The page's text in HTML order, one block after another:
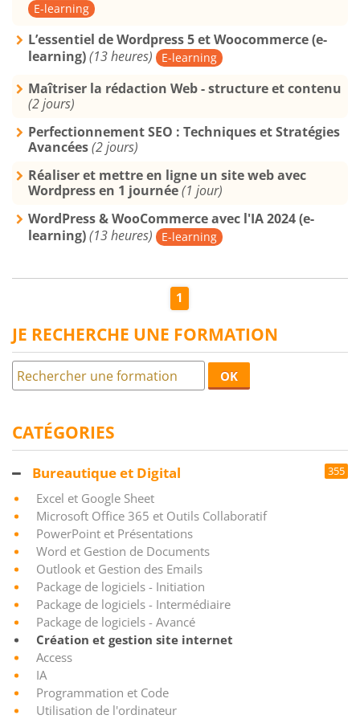
E-learning
L’essentiel de Wordpress 5 et Woocommerce (e-
learning)(13 heures) E-learning
Maîtriser la rédaction Web - structure et contenu
(2 jours)
Perfectionnement SEO : Techniques et Stratégies
Avancées(2 jours)
Réaliser et mettre en ligne un site web avec
Wordpress en 1 journée(1 jour)
WordPress & WooCommerce avec l'IA 2024 (e-
learning)(13 heures) E-learning
1
JE RECHERCHE UNE FORMATION
OK
CATÉGORIES
Bureautique et Digital 355
Excel et Google Sheet
Microsoft Office 365 et Outils Collaboratif
PowerPoint et Présentations
Word et Gestion de Documents
Outlook et Gestion des Emails
Package de logiciels - Initiation
Package de logiciels - Intermédiaire
Package de logiciels - Avancé
Création et gestion site internet
Access
IA
Programmation et Code
Utilisation de l'ordinateur